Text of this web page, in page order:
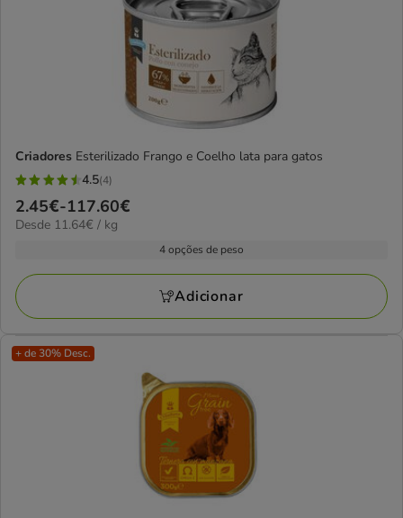
Criadores Esterilizado Frango e Coelho lata para gatos
4.5
estrelas
com
avaliações
4.5(4)
Preço
de
117.60€
2.45€-117.60€
11.64€
Desde 11.64€ / kg
4 opções de peso
Adicionar
+ de 30% Desc.